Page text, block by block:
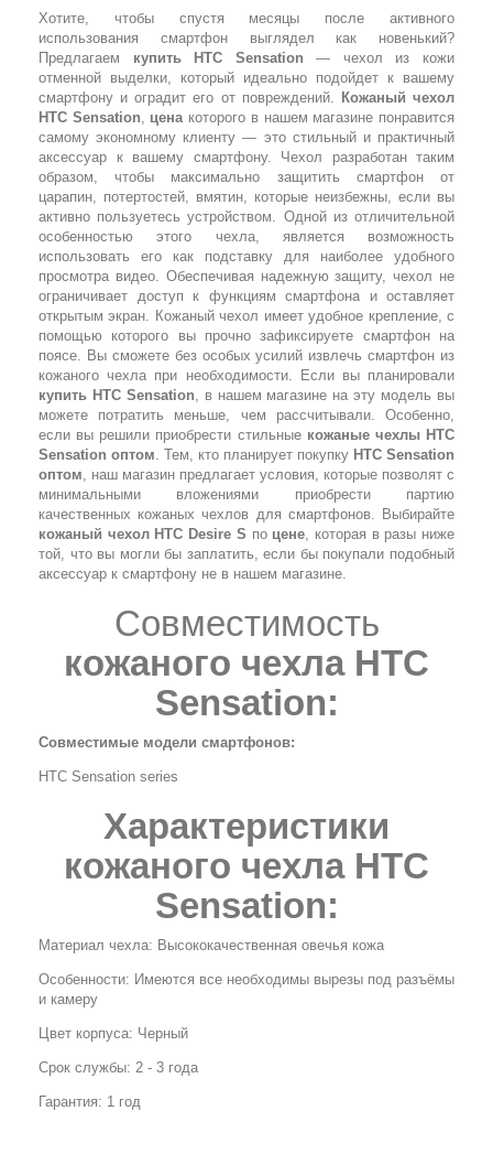
Хотите, чтобы спустя месяцы после активного
использования смартфон выглядел как новенький?
Предлагаем купить HTC Sensation — чехол из кожи
отменной выделки, который идеально подойдет к вашему
смартфону и оградит его от повреждений. Кожаный чехол
HTC Sensation, ценакоторого в нашем магазине понравится
самому экономному клиенту — это стильный и практичный
аксессуар к вашему смартфону. Чехол разработан таким
образом, чтобы максимально защитить смартфон от
царапин, потертостей, вмятин, которые неизбежны, если вы
активно пользуетесь устройством. Одной из отличительной
особенностью этого чехла, является возможность
использовать его как подставку для наиболее удобного
просмотра видео. Обеспечивая надежную защиту, чехол не
ограничивает доступ к функциям смартфона и оставляет
открытым экран. Кожаный чехол имеет удобное крепление, с
помощью которого вы прочно зафиксируете смартфон на
поясе. Вы сможете без особых усилий извлечь смартфон из
кожаного чехла при необходимости. Если вы планировали
купить HTC Sensation, в нашем магазине на эту модель вы
можете потратить меньше, чем рассчитывали. Особенно,
если вы решили приобрести стильные кожаные чехлы HTC
Sensation оптом. Тем, кто планирует покупку HTC Sensation
оптом, наш магазин предлагает условия, которые позволят с
минимальными вложениями приобрести партию
качественных кожаных чехлов для смартфонов. Выбирайте
кожаный чехол HTC Desire S по цене, которая в разы ниже
той, что вы могли бы заплатить, если бы покупали подобный
аксессуар к смартфону не в нашем магазине.
Совместимость
кожаного чехла HTC
Sensation:
Совместимые модели смартфонов:
HTC Sensation series
Характеристики
кожаного чехла HTC
Sensation:
Материал чехла: Высококачественная овечья кожа
Особенности: Имеются все необходимы вырезы под разъёмы
и камеру
Цвет корпуса: Черный
Срок службы: 2 - 3 года
Гарантия: 1 год